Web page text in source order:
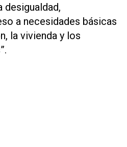
desigualdad,
a necesidades básicas
la vivienda y los